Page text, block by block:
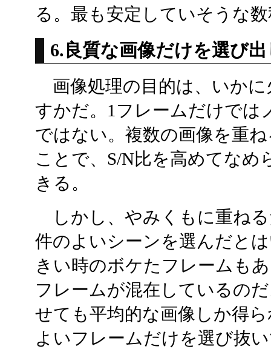
る。最も安定していそうな
6.良質な画像だけを選び
画像処理の目的は、いかに
すかだ。1フレームだけでは
ではない。複数の画像を重
ことで、S/N比を高めてな
きる。
しかし、やみくもに重ね
件のよいシーンを選んだと
きい時のボケたフレームも
フレームが混在しているの
せても平均的な画像しか得
よいフレームだけを選び抜